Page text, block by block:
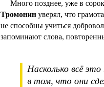
Много позднее, уже в
Тромонин уверял, что
не способны учиться
запоминают слова,
Насколько всё
в том, что они